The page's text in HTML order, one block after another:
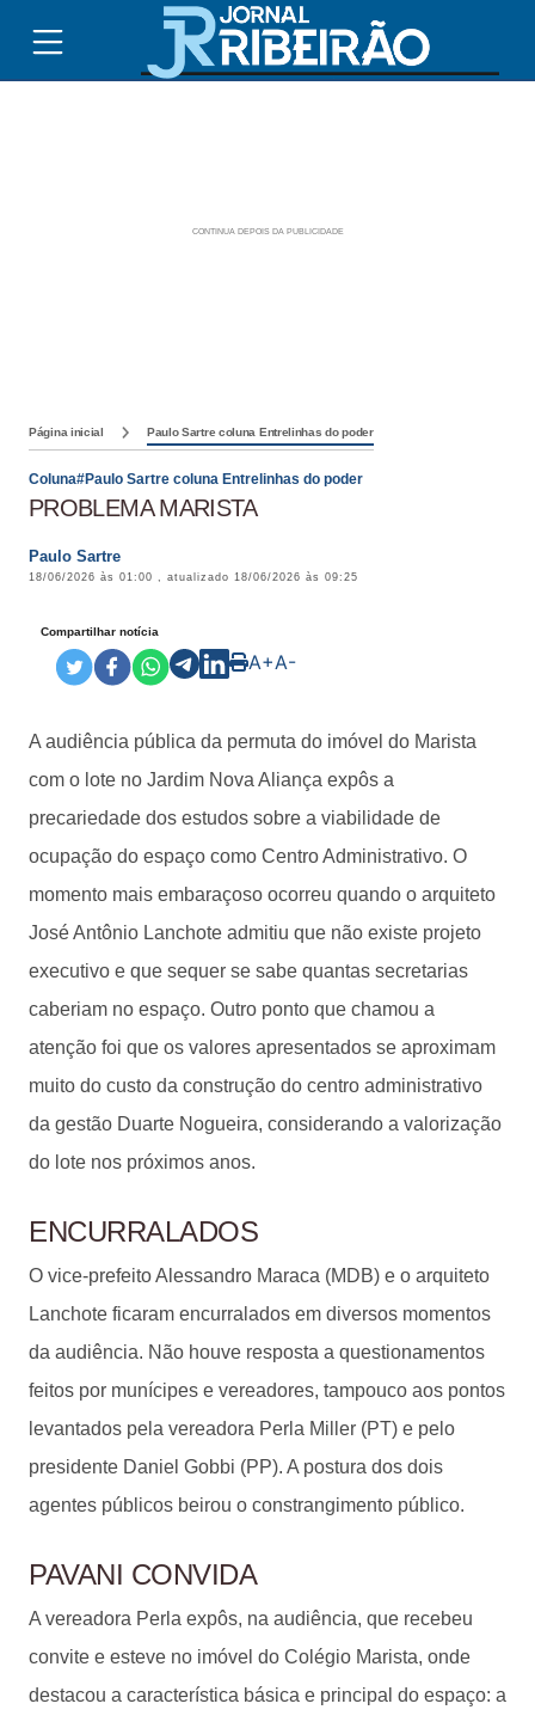
Página inicial Paulo Sartre coluna Entrelinhas do poder
Coluna#Paulo Sartre coluna Entrelinhas do poder
PROBLEMA MARISTA
Paulo Sartre
18/06/2026 às 01:00 , atualizado 18/06/2026 às 09:25
Compartilhar notícia
A+A-
A audiência pública da permuta do imóvel do Marista
com o lote no Jardim Nova Aliança expôs a
precariedade dos estudos sobre a viabilidade de
ocupação do espaço como Centro Administrativo. O
momento mais embaraçoso ocorreu quando o arquiteto
José Antônio Lanchote admitiu que não existe projeto
executivo e que sequer se sabe quantas secretarias
caberiam no espaço. Outro ponto que chamou a
atenção foi que os valores apresentados se aproximam
muito do custo da construção do centro administrativo
da gestão Duarte Nogueira, considerando a valorização
do lote nos próximos anos.
ENCURRALADOS
O vice-prefeito Alessandro Maraca (MDB) e o arquiteto
Lanchote ficaram encurralados em diversos momentos
da audiência. Não houve resposta a questionamentos
feitos por munícipes e vereadores, tampouco aos pontos
levantados pela vereadora Perla Miller (PT) e pelo
presidente Daniel Gobbi (PP). A postura dos dois
agentes públicos beirou o constrangimento público.
PAVANI CONVIDA
A vereadora Perla expôs, na audiência, que recebeu
convite e esteve no imóvel do Colégio Marista, onde
destacou a característica básica e principal do espaço: a